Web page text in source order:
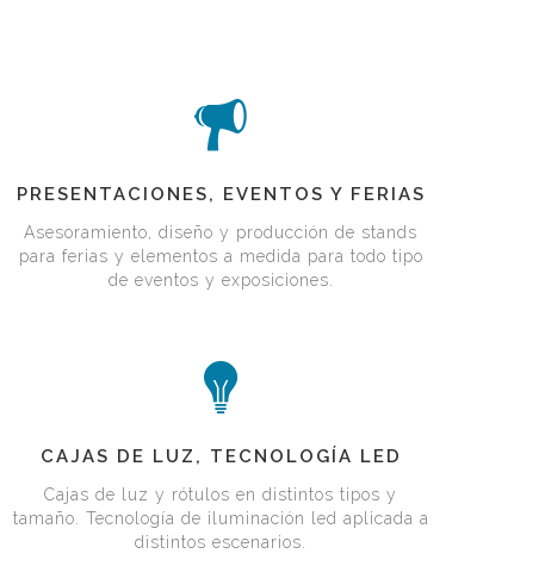
PRESENTACIONES,
EVENTOS
PRESENTACIONES, EVENTOS Y FERIAS
Asesoramiento, diseño y producción de stands
para ferias y elementos a medida para todo tipo
de eventos y exposiciones.
CAJAS
DE
CAJAS DE LUZ, TECNOLOGÍA LED
Cajas de luz y rótulos en distintos tipos y
tamaño. Tecnología de iluminación led aplicada a
distintos escenarios.